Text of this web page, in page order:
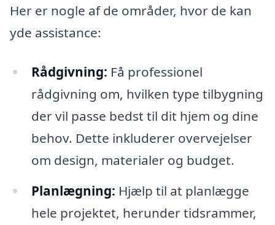
Her er nogle af de områder, hvor de kan
yde assistance:
Rådgivning: Få professionel
rådgivning om, hvilken type tilbygning
der vil passe bedst til dit hjem og dine
behov. Dette inkluderer overvejelser
om design, materialer og budget.
Planlægning: Hjælp til at planlægge
hele projektet, herunder tidsrammer,